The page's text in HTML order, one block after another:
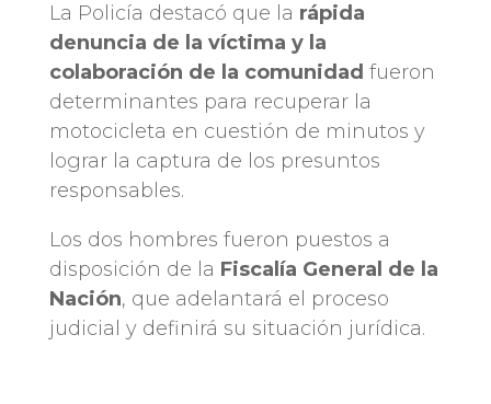
La Policía destacó que la rápida
denuncia de la víctima y la
colaboración de la comunidad fueron
determinantes para recuperar la
motocicleta en cuestión de minutos y
lograr la captura de los presuntos
responsables.
Los dos hombres fueron puestos a
disposición de la Fiscalía General de la
Nación, que adelantará el proceso
judicial y definirá su situación jurídica.